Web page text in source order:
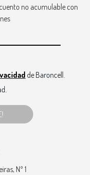
no acumulable con
de Baroncell.
Nº 1